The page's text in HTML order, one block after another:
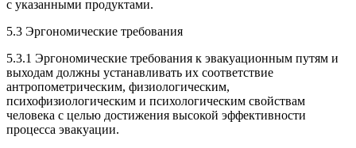
с указанными продуктами.
5.3 Эргономические требования
5.3.1 Эргономические требования к эвакуационным путям и
выходам должны устанавливать их соответствие
антропометрическим, физиологическим,
психофизиологическим и психологическим свойствам
человека с целью достижения высокой эффективности
процесса эвакуации.